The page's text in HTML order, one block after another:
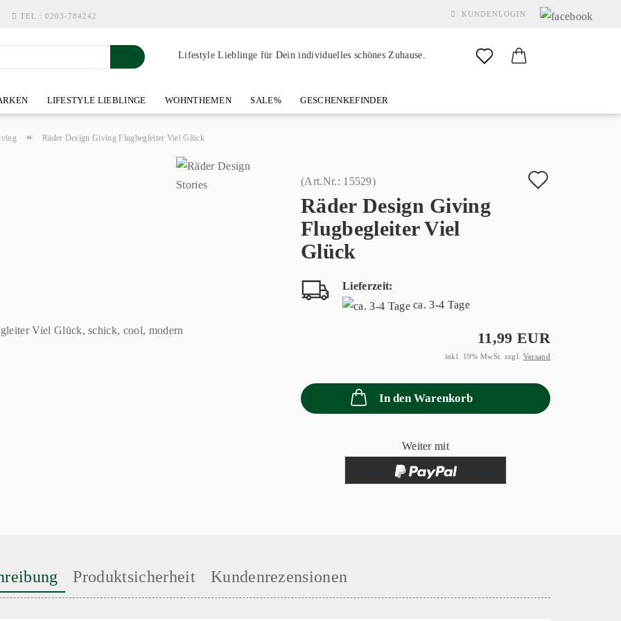
KUNDENLOGIN
Konto erstellen
Passwort vergessen?
TEL.: 0203-784242
Lifestyle Lieblinge für Dein individuelles schönes Zuhause.
LIFESTYLE LIEBLINGE WOHNTHEMEN SALE% GESCHENKEFINDER
» Räder Design Giving Flugbegleiter Viel Glück
(Art.Nr.: 15529)
Räder Design Giving
Flugbegleiter Viel
Glück
Lieferzeit:
ca. 3-4 Tage
11,99 EUR
inkl. 19% MwSt. zzgl. Versand
In den Warenkorb
Weiter mit
Produktsicherheit Kundenrezensionen